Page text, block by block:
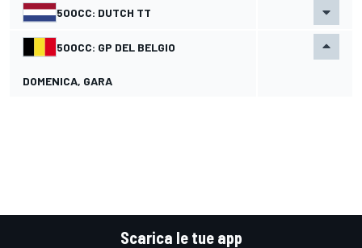
500CC: DUTCH TT
500CC: GP DEL BELGIO
DOMENICA, GARA
Scarica le tue app